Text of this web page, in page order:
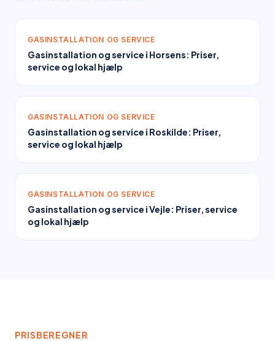
GASINSTALLATION OG SERVICE
Gasinstallation og service i Horsens: Priser,
service og lokal hjælp
GASINSTALLATION OG SERVICE
Gasinstallation og service i Roskilde: Priser,
service og lokal hjælp
GASINSTALLATION OG SERVICE
Gasinstallation og service i Vejle: Priser, service
og lokal hjælp
PRISBEREGNER